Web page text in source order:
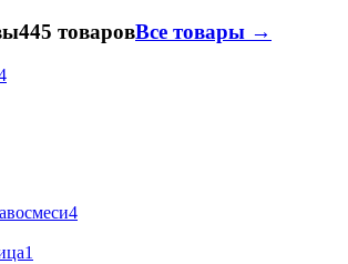
445 товаровВсе товары →
4
1